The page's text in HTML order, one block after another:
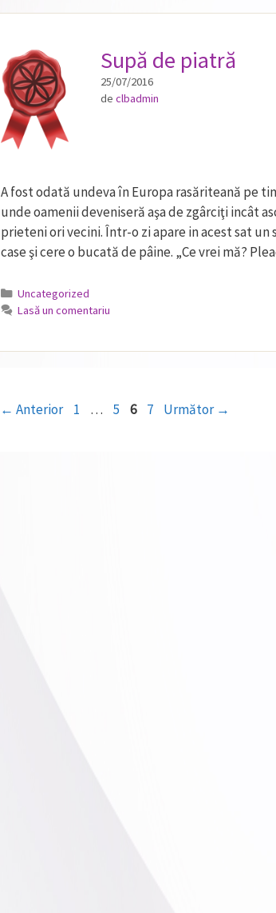
Supă de piatră
25/07/2016
declbadmin
A fost odată undeva în Europa rasăriteană pe
unde oamenii deveniseră aşa de zgârciţi incât
prieteni ori vecini. Într-o zi apare in acest sat
case şi cere o bucată de pâine. „Ce vrei mă?
Categorii
Uncategorized
Lasă un comentariu
← Anterior Pagina
1 … Pagina
5 Pagina
6 Pagina
7 Următor →